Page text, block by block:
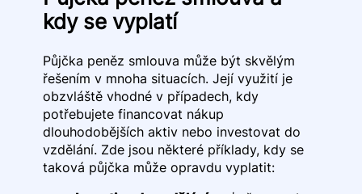
kdy se vyplatí
Půjčka peněz smlouva může být skvělým
řešením v mnoha situacích. Její využití je
obzvláště vhodné v případech, kdy
potřebujete financovat nákup
dlouhodobějších aktiv nebo investovat do
vzdělání. Zde jsou některé příklady, kdy se
taková půjčka může opravdu vyplatit: